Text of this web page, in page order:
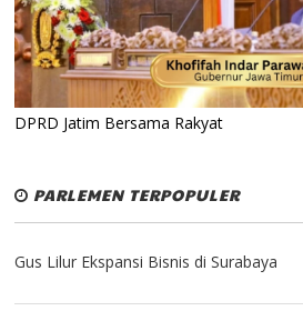
DPRD Jatim Bersama Rakyat
PARLEMEN TERPOPULER
Gus Lilur Ekspansi Bisnis di Surabaya